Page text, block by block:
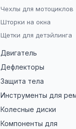
Чехлы для мотоциклов
Шторки на окна
Щетки для детэйлинга
Двигатель
Дефлекторы
Защита тела
Инструменты для
Колесные диски
Компоненты для